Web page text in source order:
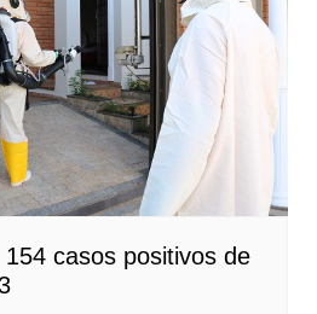
casos positivos de